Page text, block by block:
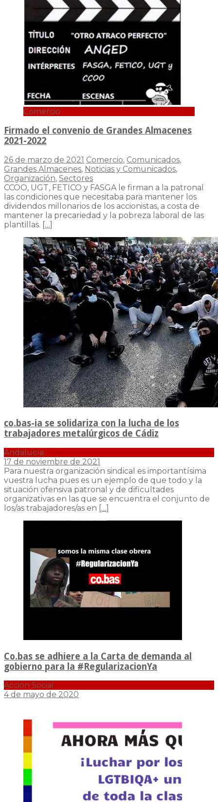
Comercio
Firmado el convenio de Grandes Almacenes
2021-2022
26 de marzo de 2021 Comercio, Comunicados,
Grandes Almacenes, Noticias y Comunicados,
Organización, Sectores
CCOO, UGT, FETICO y FASGA le firman a la patronal
las condiciones que necesitaba para mantener los
dividendos millonarios de los accionistas, a costa de
mantener la precariedad y la pobreza laboral de las
plantillas. […]
co.bas-ia se solidariza con la lucha de los
trabajadores metalúrgicos de Cádiz
Andalucía
17 de noviembre de 2021
Para nuestra organización sindical es importantísima
vuestra lucha pues es un ejemplo de que todo y la
situación ofensiva patronal y de dificultades
organizativas en las que se encuentra el conjunto de
los/as trabajadores/as en […]
Co.bas se adhiere a la Carta de demanda al
gobierno para la #RegularizacionYa
Acción Social
4 de mayo de 2020